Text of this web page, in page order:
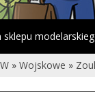
sklepu
» Wojskowe »